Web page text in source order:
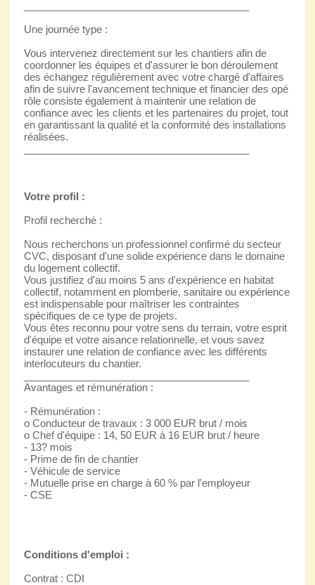
Une journée type :
Vous intervenez directement sur les chantiers afin de
coordonner les équipes et d'assurer le bon déroulement
des échangez régulièrement avec votre chargé d'affaires
afin de suivre l'avancement technique et financier des opé
rôle consiste également à maintenir une relation de
confiance avec les clients et les partenaires du projet, tout
en garantissant la qualité et la conformité des installations
réalisées.
Votre profil :
Profil recherché :
Nous recherchons un professionnel confirmé du secteur
CVC, disposant d'une solide expérience dans le domaine
du logement collectif.
Vous justifiez d'au moins 5 ans d'expérience en habitat
collectif, notamment en plomberie, sanitaire ou expérience
est indispensable pour maîtriser les contraintes
spécifiques de ce type de projets.
Vous êtes reconnu pour votre sens du terrain, votre esprit
d'équipe et votre aisance relationnelle, et vous savez
instaurer une relation de confiance avec les différents
interlocuteurs du chantier.
Avantages et rémunération :
- Rémunération :
o Conducteur de travaux : 3 000 EUR brut / mois
o Chef d'équipe : 14, 50 EUR à 16 EUR brut / heure
- 13? mois
- Prime de fin de chantier
- Véhicule de service
- Mutuelle prise en charge à 60 % par l'employeur
- CSE
Conditions d'emploi :
Contrat : CDI